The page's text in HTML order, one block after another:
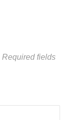
Required fields